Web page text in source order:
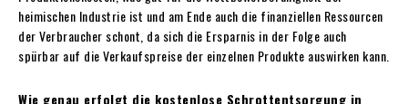
heimischen Industrie ist und am Ende auch die finanziellen Ressourcen
der Verbraucher schont, da sich die Ersparnis in der Folge auch
spürbar auf die Verkaufspreise der einzelnen Produkte auswirken kann.
Wie genau erfolgt die kostenlose Schrottentsorgung in